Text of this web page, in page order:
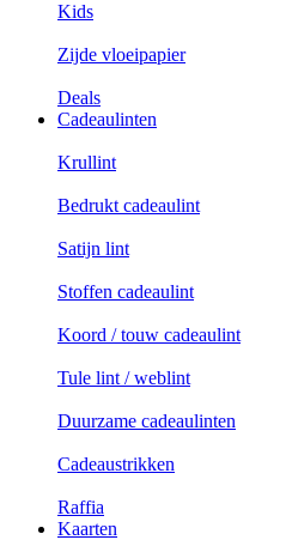
Kids
Zijde vloeipapier
Deals
Cadeaulinten
Krullint
Bedrukt cadeaulint
Satijn lint
Stoffen cadeaulint
Koord / touw cadeaulint
Tule lint / weblint
Duurzame cadeaulinten
Cadeaustrikken
Raffia
Kaarten